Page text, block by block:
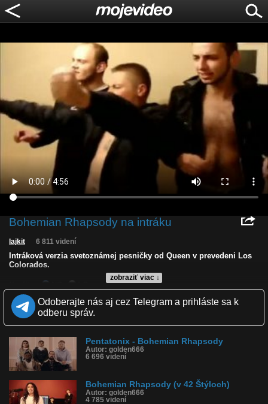
Bohemian Rhapsody na intráku
zobraziť viac ↓
lajkit 6 811 videní
Intráková verzia svetoznámej pesničky od Queen v prevedeni Los
Colorados.
Zverejnené: 3.6.2012 19:41
Páči sa: 32% (19 hlasov)
Obľúbené: 1
Komentárov: 3
Kategória: hudba
Tagy: bohemian rhapsody, queen, los colorados
História sledovanosti videa:
Odoberajte nás aj cez Telegram a prihláste sa k
odberu správ.
Pentatonix - Bohemian Rhapsody
Autor: golden666
6 696 videní
Bohemian Rhapsody (v 42 Štýloch)
Autor: golden666
4 785 videní